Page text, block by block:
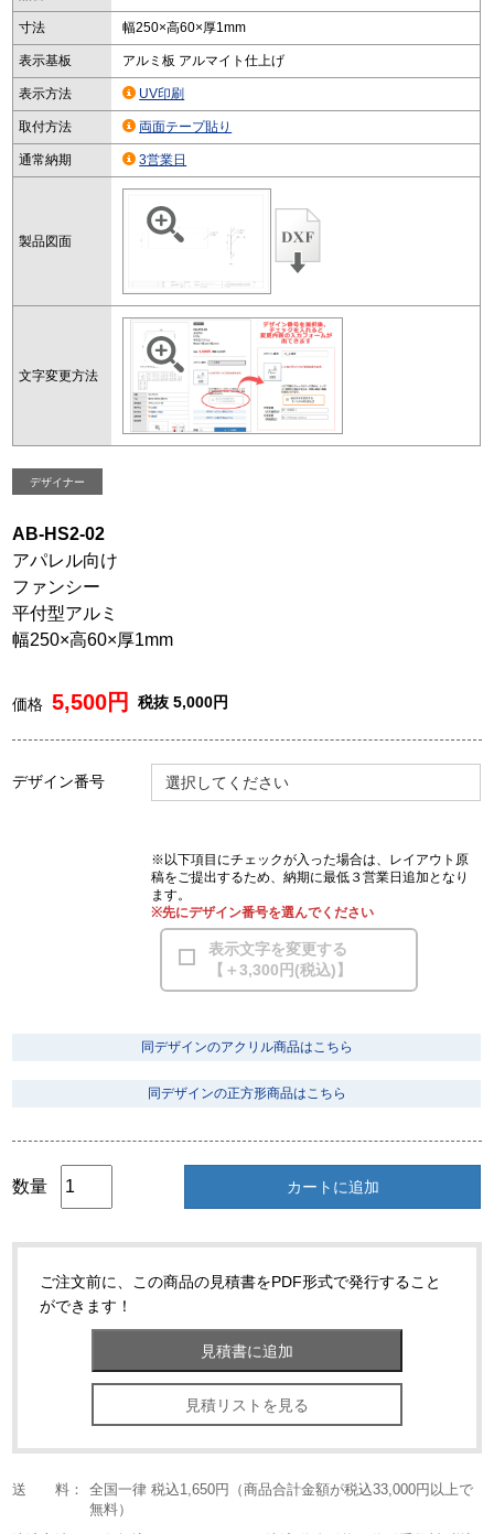
寸法 幅250×高60×厚1mm
表示基板 アルミ板 アルマイト仕上げ
表示方法 UV印刷
取付方法 両面テープ貼り
通常納期 3営業日
製品図面
文字変更方法
デザイナー
AB-HS2-02
アパレル向け
ファンシー
平付型アルミ
幅250×高60×厚1mm
価格5,500円 税抜 5,000円
デザイン番号 選択してください
※以下項目にチェックが入った場合は、レイアウト原
稿をご提出するため、納期に最低３営業日追加となり
ます。
※先にデザイン番号を選んでください
表示文字を変更する
【＋3,300円(税込)】
同デザインのアクリル商品はこちら
同デザインの正方形商品はこちら
数量 カートに追加
ご注文前に、この商品の見積書をPDF形式で発行すること
ができます！
見積リストを見る
送 料：
全国一律 税込1,650円（商品合計金額が税込33,000円以上で
無料）